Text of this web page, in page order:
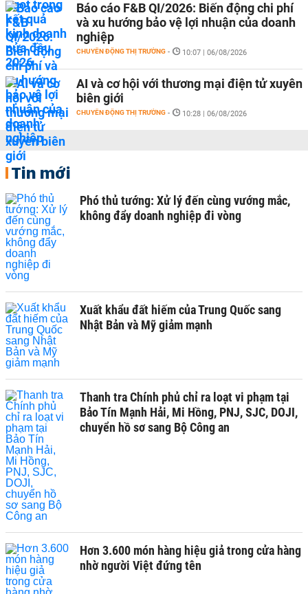
Báo cáo F&B QI/2026: Biến động chi phí
và xu hướng bảo vệ lợi nhuận của doanh
nghiệp
CHUYỂN ĐỘNG THỊ TRƯỜNG - 10:07 | 06/08/2026
AI và cơ hội với thương mại điện tử xuyên
biên giới
CHUYỂN ĐỘNG THỊ TRƯỜNG - 10:28 | 06/08/2026
Tin mới
Phó thủ tướng: Xử lý đến cùng vướng mắc,
không đẩy doanh nghiệp đi vòng
Xuất khẩu đất hiếm của Trung Quốc sang
Nhật Bản và Mỹ giảm mạnh
Thanh tra Chính phủ chỉ ra loạt vi phạm tại
Bảo Tín Mạnh Hải, Mi Hồng, PNJ, SJC, DOJI,
chuyển hồ sơ sang Bộ Công an
Hơn 3.600 món hàng hiệu giả trong cửa hàng
nhờ người Việt đứng tên